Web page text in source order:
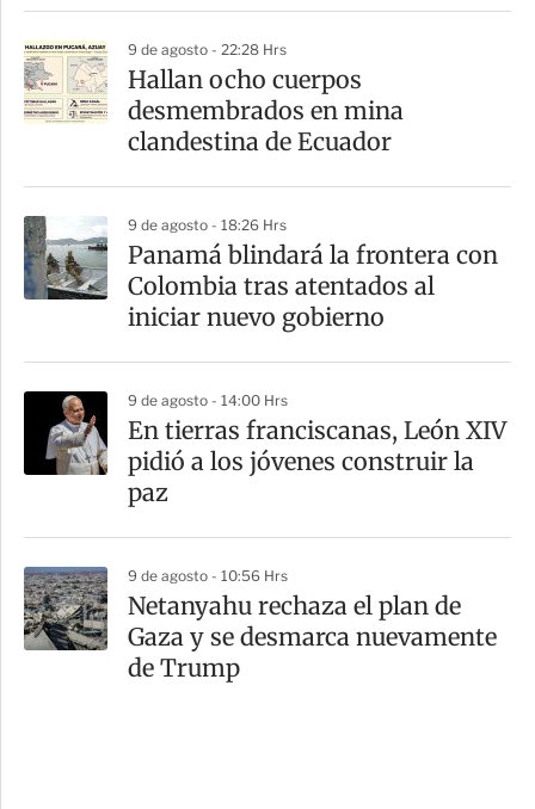
r
9 de agosto - 22:28 Hrs
Hallan ocho cuerpos
desmembrados en mina
clandestina de Ecuador
9 de agosto - 18:26 Hrs
Panamá blindará la frontera con
Colombia tras atentados al
iniciar nuevo gobierno
9 de agosto - 14:00 Hrs
En tierras franciscanas, León XIV
pidió a los jóvenes construir la
paz
9 de agosto - 10:56 Hrs
Netanyahu rechaza el plan de
Gaza y se desmarca nuevamente
de Trump